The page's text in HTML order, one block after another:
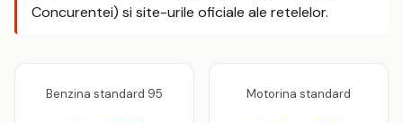
Concurentei) si site-urile oficiale ale retelelor.
Benzina standard 95 Motorina standard